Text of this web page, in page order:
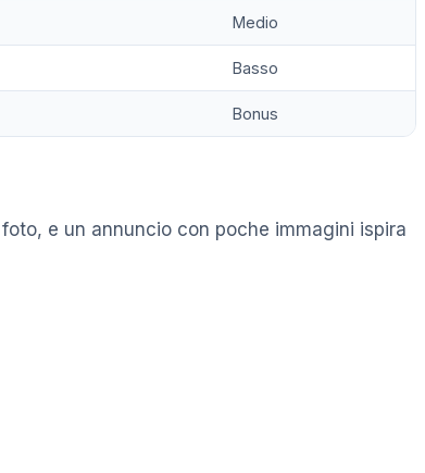
Medio
Basso
Bonus
e un annuncio con poche immagini ispira